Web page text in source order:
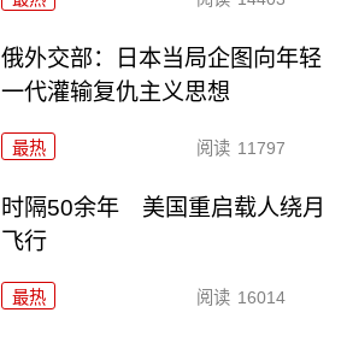
俄外交部：日本当局企图向年轻
一代灌输复仇主义思想
最热 阅读 11797
时隔50余年 美国重启载人绕月
飞行
最热 阅读 16014